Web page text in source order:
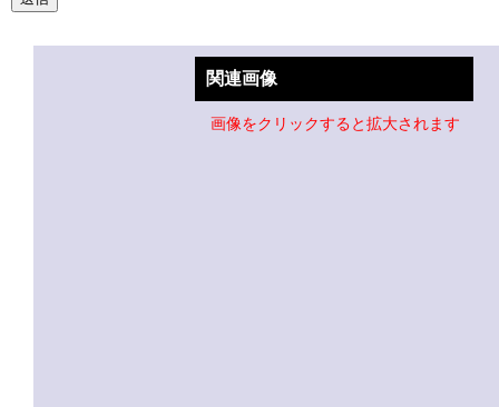
関連画像
画像をクリックすると拡大されます